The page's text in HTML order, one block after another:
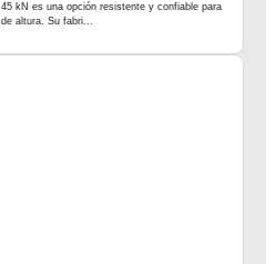
kN es una opción resistente y confiable para
altura. Su fabri...